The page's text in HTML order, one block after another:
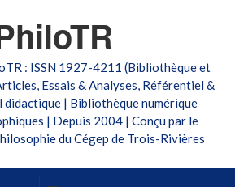
: ISSN 1927-4211 (Bibliothèque et
Essais & Analyses, Référentiel &
| Bibliothèque numérique
| Depuis 2004 | Conçu par le
du Cégep de Trois-Rivières